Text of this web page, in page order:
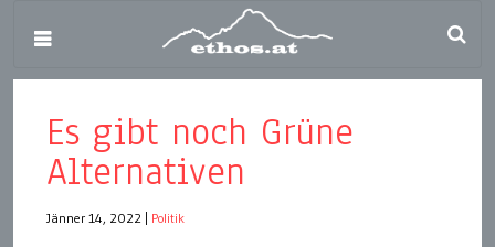
Es gibt noch Grüne
Alternativen
Jänner 14, 2022 Politik